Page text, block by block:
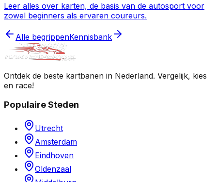
Leer alles over karten, de basis van de autosport voor
zowel beginners als ervaren coureurs.
Alle begrippenKennisbank
Ontdek de beste kartbanen in Nederland. Vergelijk, kies
en race!
Populaire Steden
Utrecht
Amsterdam
Eindhoven
Oldenzaal